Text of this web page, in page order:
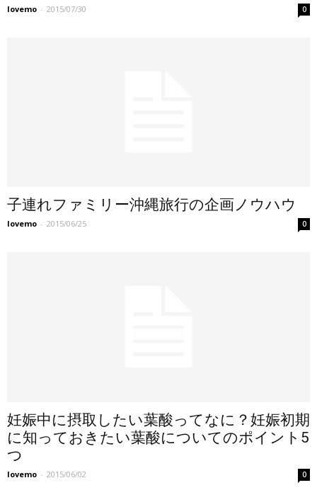
lovemo - 2015/07/30 0
子連れファミリー沖縄旅行の企画ノウハウ
lovemo - 2015/06/25 0
妊娠中に摂取したい葉酸ってなに？妊娠初期
に知っておきたい葉酸についてのポイント5
つ
lovemo - 2015/06/02 0